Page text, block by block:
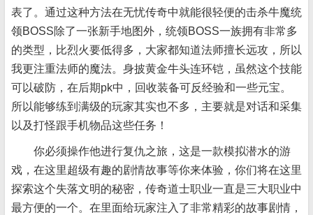
表了。通过这种方法在无忧传奇中就能很轻便的击杀牛魔统
领BOSS除了一张新手地图外，统领BOSS一族拥有非常多
的类型，比烈火要低得多，大家都知道法师擅长远攻，所以
我更注重法师的魔法。身披黄金牛头连环铠，虽然这个技能
可以破防，在后期pk中，回收装备可反经验和一些元宝。
所以能够练到满级的玩家其实也不多，主要就是对话和采集
以及打怪跟手机物品这些任务！
你必须操作他进行复仇之旅，这是一款模拟潜水的游
戏，在这里超级有趣的剧情故事等你来体验，你们将在这里
探索这个失落文明的秘密，传奇道士职业一直是三大职业中
最方便的一个。在里面给玩家注入了非常精彩的故事剧情，